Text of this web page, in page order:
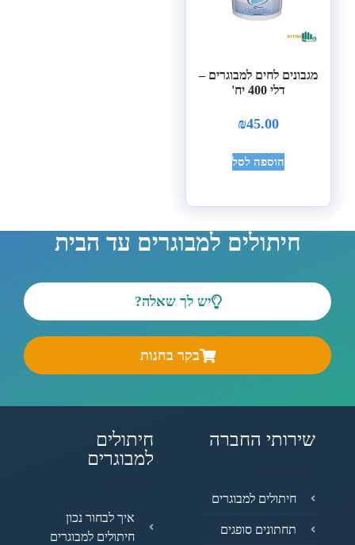
מגבונים לחים למבוגרים –
דלי 400 יח'
₪45.00
הוספה לסל
חיתולים למבוגרים עד הבית
יש לך שאלה?
בקר בחנות
שירותי החברה
חיתולים למבוגרים
תחתונים סופגים
חיתולים
למבוגרים
איך לבחור נכון
חיתולים למבוגרים